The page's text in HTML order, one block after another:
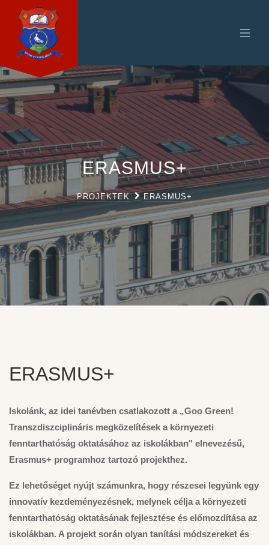
ERASMUS+
PROJEKTEK ERASMUS+
ERASMUS+
Iskolánk, az idei tanévben csatlakozott a „Goo Green!
Transzdiszciplináris megközelítések a környezeti
fenntarthatóság oktatásához az iskolákban" elnevezésű,
Erasmus+ programhoz tartozó projekthez.
Ez lehetőséget nyújt számunkra, hogy részesei legyünk egy
innovatív kezdeményezésnek, melynek célja a környezeti
fenntarthatóság oktatásának fejlesztése és előmozdítása az
iskolákban. A projekt során olyan tanítási módszereket és